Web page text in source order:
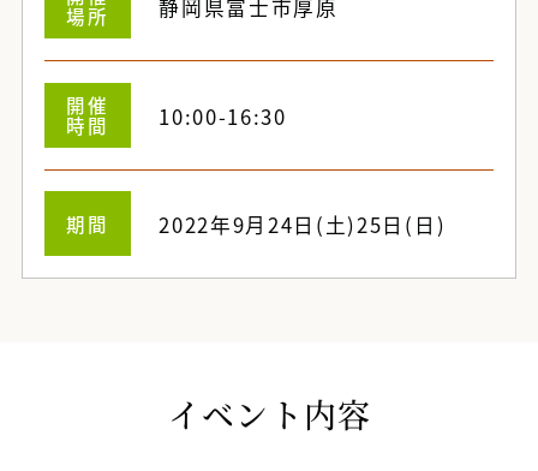
場所 静岡県富士市厚原
開催
時間 10:00-16:30
期間 2022年9月24日(土)25日(日)
イベント内容